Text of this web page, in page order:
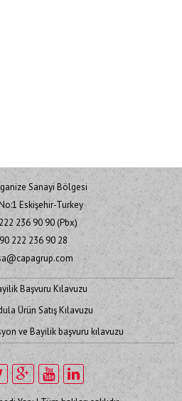
Sanayi Bölgesi
Eskişehir-Turkey
236 90 90 (Pbx)
222 236 90 28
Başvuru Kılavuzu
Ürün Satış Kılavuzu
ve Bayilik başvuru kılavuzu